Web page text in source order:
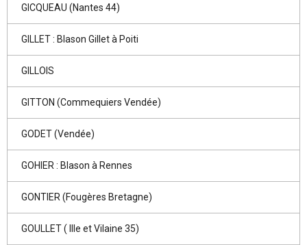
GICQUEAU (Nantes 44)
GILLET : Blason Gillet à Poiti
GILLOIS
GITTON (Commequiers Vendée)
GODET (Vendée)
GOHIER : Blason à Rennes
GONTIER (Fougères Bretagne)
GOULLET ( Ille et Vilaine 35)